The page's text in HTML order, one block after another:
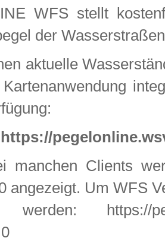
WFS stellt
der
aktuelle
https://
manchen Clients
angezeigt. Um WFS
werden: https://